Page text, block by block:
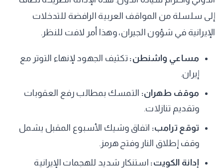
إلى سلسلة من المواقف العربية الرافضة للتدخلات
الإيرانية في شؤون الجيران، وهذا أمر لافت للنظر.
مساعي واشنطن: تكثيف الجهود لإنهاء التوتر مع
إيران.
موقف طهران: التمسك بمطالب رفع العقوبات
وتقديم تنازلات.
توقع ترامب: اتفاق وشيك الأسبوع المقبل يشمل
وقف إطلاق النار وفتح هرمز.
إدانة الكويت: استنكار شديد للهجمات الإيرانية